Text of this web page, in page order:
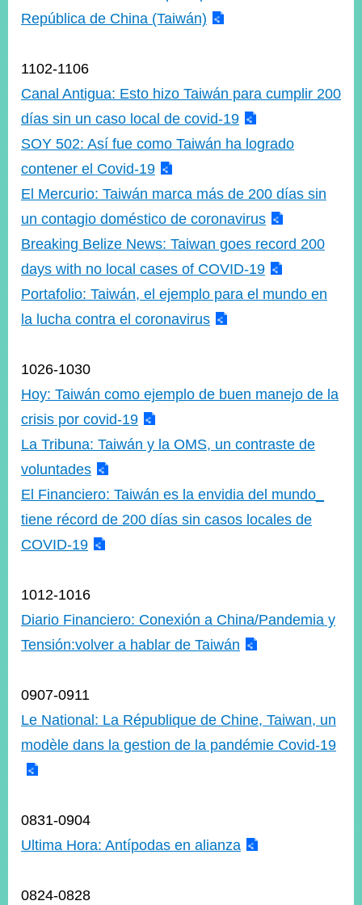
República de China (Taiwán)
1102-1106
Canal Antigua: Esto hizo Taiwán para cumplir 200
días sin un caso local de covid-19
SOY 502: Así fue como Taiwán ha logrado
contener el Covid-19
El Mercurio: Taiwán marca más de 200 días sin
un contagio doméstico de coronavirus
Breaking Belize News: Taiwan goes record 200
days with no local cases of COVID-19
Portafolio: Taiwán, el ejemplo para el mundo en
la lucha contra el coronavirus
1026-1030
Hoy: Taiwán como ejemplo de buen manejo de la
crisis por covid-19
La Tribuna: Taiwán y la OMS, un contraste de
voluntades
El Financiero: Taiwán es la envidia del mundo_
tiene récord de 200 días sin casos locales de
COVID-19
1012-1016
Diario Financiero: Conexión a China/Pandemia y
Tensión:volver a hablar de Taiwán
0907-0911
Le National: La République de Chine, Taiwan, un
modèle dans la gestion de la pandémie Covid-19
0831-0904
Ultima Hora: Antípodas en alianza
0824-0828